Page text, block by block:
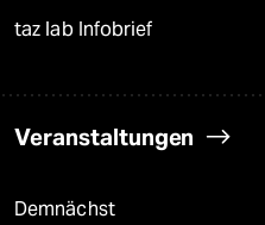
taz lab Infobrief
Veranstaltungen
Demnächst